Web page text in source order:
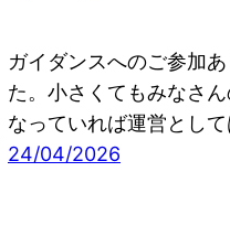
ガイダンスへのご参加
た。小さくてもみなさ
なっていれば運営とし
24/04/2026